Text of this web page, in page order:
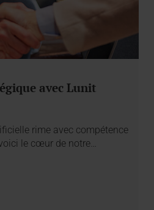
avec Lunit
rime avec compétence
le cœur de notre…